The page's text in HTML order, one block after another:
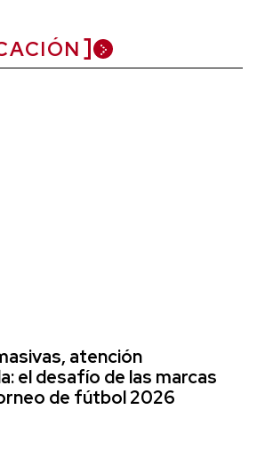
atención
el desafío de las marcas
de fútbol 2026